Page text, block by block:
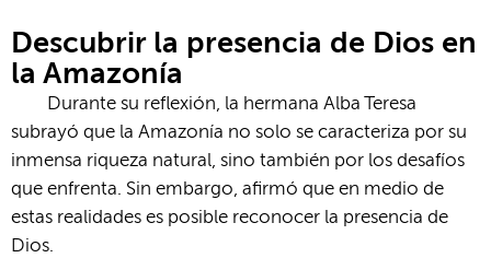
Descubrir la presencia de Dios en
la Amazonía
Durante su reflexión, la hermana Alba Teresa
subrayó que la Amazonía no solo se caracteriza por su
inmensa riqueza natural, sino también por los desafíos
que enfrenta. Sin embargo, afirmó que en medio de
estas realidades es posible reconocer la presencia de
Dios.